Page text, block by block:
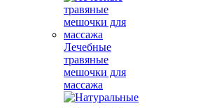
Лечебные
травяные
мешочки для
массажа